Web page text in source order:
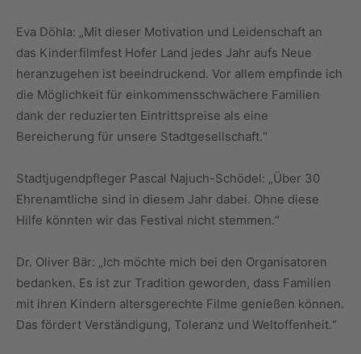
Eva Döhla: „Mit dieser Motivation und Leidenschaft an
das Kinderfilmfest Hofer Land jedes Jahr aufs Neue
heranzugehen ist beeindruckend. Vor allem empfinde ich
die Möglichkeit für einkommensschwächere Familien
dank der reduzierten Eintrittspreise als eine
Bereicherung für unsere Stadtgesellschaft.“
Stadtjugendpfleger Pascal Najuch-Schödel: „Über 30
Ehrenamtliche sind in diesem Jahr dabei. Ohne diese
Hilfe könnten wir das Festival nicht stemmen.“
Dr. Oliver Bär: „Ich möchte mich bei den Organisatoren
bedanken. Es ist zur Tradition geworden, dass Familien
mit ihren Kindern altersgerechte Filme genießen können.
Das fördert Verständigung, Toleranz und Weltoffenheit.“